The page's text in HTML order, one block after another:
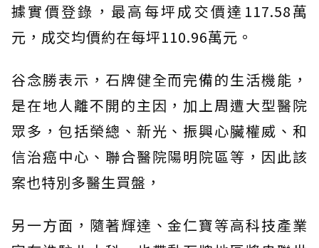
據實價登錄，最高每坪成交價達117.58萬
元，成交均價約在每坪110.96萬元。
谷念勝表示，石牌健全而完備的生活機能，
是在地人離不開的主因，加上周遭大型醫院
眾多，包括榮總、新光、振興心臟權威、和
信治癌中心、聯合醫院陽明院區等，因此該
案也特別多醫生買盤，
另一方面，隨著輝達、金仁寶等高科技產業